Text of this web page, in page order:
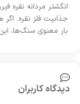
انگشتر مردانه نقره
جذابیت فلز نقره.
بار معنوی سنگ‌ها،
دیدگاه کاربران